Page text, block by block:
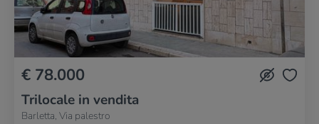
€ 78.000
Trilocale in vendita
Barletta, Via palestro